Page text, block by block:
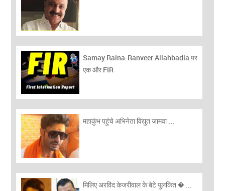
Samay Raina-Ranveer Allahbadia पर
एक और FIR
महाकुंभ पहुंचे अभिनेता विद्युत जामवा ...
मिलिए अरविंद केजरीवाल के बेटे पुलकित � ...